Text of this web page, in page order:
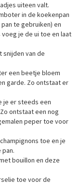
uiteen valt.
in de koekenpan
te gebruiken) en
je de ui toe en laat
snijden van de
een beetje bloem
garde. Zo ontstaat er
je er steeds een
ontstaat een nog
peper toe voor
toe en je
bouillon en deze
toe voor de